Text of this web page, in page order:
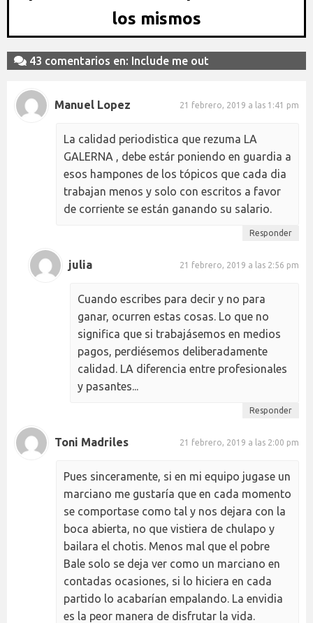
los mismos
43 comentarios en: Include me out
Manuel Lopez 21 febrero, 2019 a las 1:41 pm
La calidad periodistica que rezuma LA
GALERNA , debe estár poniendo en guardia a
esos hampones de los tópicos que cada dia
trabajan menos y solo con escritos a favor
de corriente se están ganando su salario.
Responder
julia 21 febrero, 2019 a las 2:56 pm
Cuando escribes para decir y no para
ganar, ocurren estas cosas. Lo que no
significa que si trabajásemos en medios
pagos, perdiésemos deliberadamente
calidad. LA diferencia entre profesionales
y pasantes...
Responder
Toni Madriles 21 febrero, 2019 a las 2:00 pm
Pues sinceramente, si en mi equipo jugase un
marciano me gustaría que en cada momento
se comportase como tal y nos dejara con la
boca abierta, no que vistiera de chulapo y
bailara el chotis. Menos mal que el pobre
Bale solo se deja ver como un marciano en
contadas ocasiones, si lo hiciera en cada
partido lo acabarían empalando. La envidia
es la peor manera de disfrutar la vida.